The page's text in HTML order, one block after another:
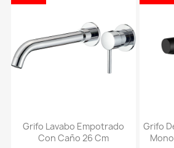
Grifo Lavabo Empotrado
Con Caño 26 Cm
Grifo